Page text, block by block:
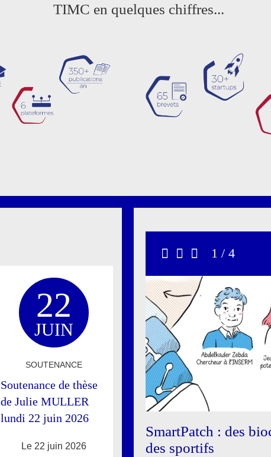
TIMC en quelques chiffres...
22
JUIN
SOUTENANCE
Soutenance de thèse
de Julie MULLER
lundi 22 juin 2026
Le 22 juin 2026
Précédent
StopSuivant
1 / 4
SmartPatch : des
des sportifs